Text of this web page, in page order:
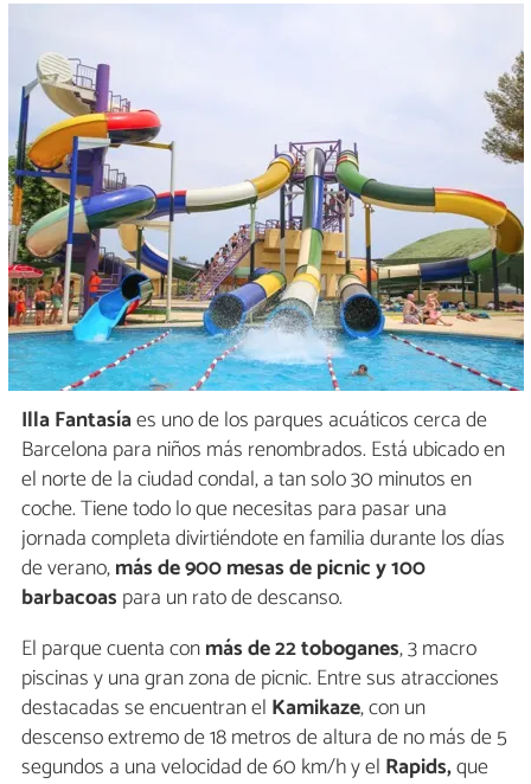
Illa Fantasíaes uno de los parques acuáticos cerca de
Barcelona para niños más renombrados. Está ubicado en
el norte de la ciudad condal, a tan solo 30 minutos en
coche. Tiene todo lo que necesitas para pasar una
jornada completa divirtiéndote en familia durante los días
de verano,más de 900 mesas de picnic y 100
barbacoas para un rato de descanso.
El parque cuenta conmás de 22 toboganes, 3 macro
piscinas y una gran zona de picnic. Entre sus atracciones
destacadas se encuentran el Kamikaze, con un
descenso extremo de 18 metros de altura de no más de 5
segundos a una velocidad de 60 km/h y el Rapids,que